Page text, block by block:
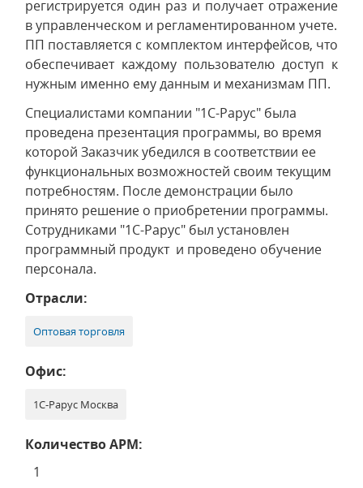
регистрируется один раз и получает отражение
в управленческом и регламентированном учете.
ПП поставляется с комплектом интерфейсов, что
обеспечивает каждому пользователю доступ к
нужным именно ему данным и механизмам ПП.
Специалистами компании "1С-Рарус" была
проведена презентация программы, во время
которой Заказчик убедился в соответствии ее
функциональных возможностей своим текущим
потребностям. После демонстрации было
принято решение о приобретении программы.
Сотрудниками "1С-Рарус" был установлен
программный продукт и проведено обучение
персонала.
Отрасли:
Оптовая торговля
Офис:
1С-Рарус Москва
Количество АРМ:
1